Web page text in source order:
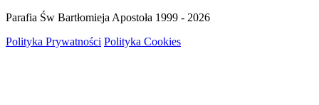
Parafia Św Bartłomieja Apostoła 1999 - 2026
Polityka Prywatności Polityka Cookies